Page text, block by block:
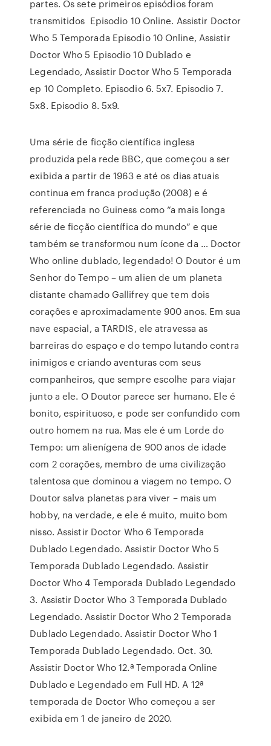
partes. Os sete primeiros episódios foram
transmitidos Episodio 10 Online. Assistir Doctor
Who 5 Temporada Episodio 10 Online, Assistir
Doctor Who 5 Episodio 10 Dublado e
Legendado, Assistir Doctor Who 5 Temporada
ep 10 Completo. Episodio 6. 5x7. Episodio 7.
5x8. Episodio 8. 5x9.
Uma série de ficção científica inglesa
produzida pela rede BBC, que começou a ser
exibida a partir de 1963 e até os dias atuais
continua em franca produção (2008) e é
referenciada no Guiness como “a mais longa
série de ficção científica do mundo” e que
também se transformou num ícone da … Doctor
Who online dublado, legendado! O Doutor é um
Senhor do Tempo – um alien de um planeta
distante chamado Gallifrey que tem dois
corações e aproximadamente 900 anos. Em sua
nave espacial, a TARDIS, ele atravessa as
barreiras do espaço e do tempo lutando contra
inimigos e criando aventuras com seus
companheiros, que sempre escolhe para viajar
junto a ele. O Doutor parece ser humano. Ele é
bonito, espirituoso, e pode ser confundido com
outro homem na rua. Mas ele é um Lorde do
Tempo: um alienígena de 900 anos de idade
com 2 corações, membro de uma civilização
talentosa que dominou a viagem no tempo. O
Doutor salva planetas para viver – mais um
hobby, na verdade, e ele é muito, muito bom
nisso. Assistir Doctor Who 6 Temporada
Dublado Legendado. Assistir Doctor Who 5
Temporada Dublado Legendado. Assistir
Doctor Who 4 Temporada Dublado Legendado
3. Assistir Doctor Who 3 Temporada Dublado
Legendado. Assistir Doctor Who 2 Temporada
Dublado Legendado. Assistir Doctor Who 1
Temporada Dublado Legendado. Oct. 30.
Assistir Doctor Who 12.ª Temporada Online
Dublado e Legendado em Full HD. A 12ª
temporada de Doctor Who começou a ser
exibida em 1 de janeiro de 2020.